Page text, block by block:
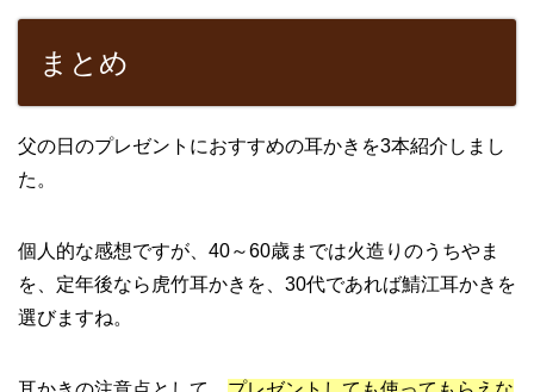
まとめ
父の日のプレゼントにおすすめの耳かきを3本紹介しまし
た。
個人的な感想ですが、40～60歳までは火造りのうちやま
を、定年後なら虎竹耳かきを、30代であれば鯖江耳かきを
選びますね。